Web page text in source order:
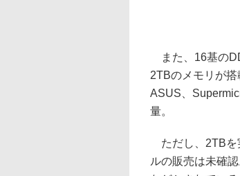
また、16基の
2TBのメモリが
ASUS、
量。
ただし、2TBを
ルの販売は未確